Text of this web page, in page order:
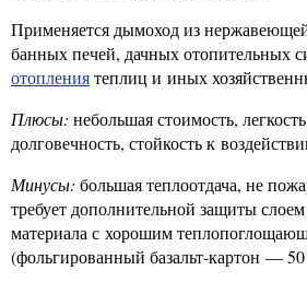
Применяется дымоход из
банных печей, дачных отопительных
отоплениятеплиц и иных
Плюсы: небольшая стоимость,
долговечность, стойкость к
Минусы: большая теплоотдача, не
требует дополнительной защиты
материала с хорошим
(фольгированный базальт-картон —